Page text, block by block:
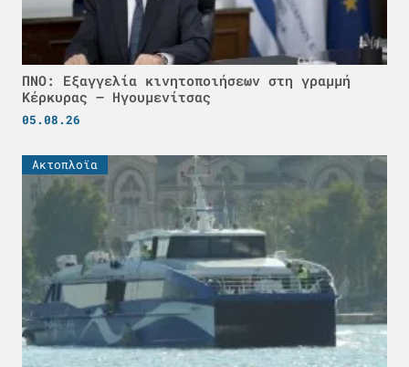
ΠΝΟ: Εξαγγελία κινητοποιήσεων στη γραμμή
Κέρκυρας – Ηγουμενίτσας
05.08.26
Ακτοπλοϊα